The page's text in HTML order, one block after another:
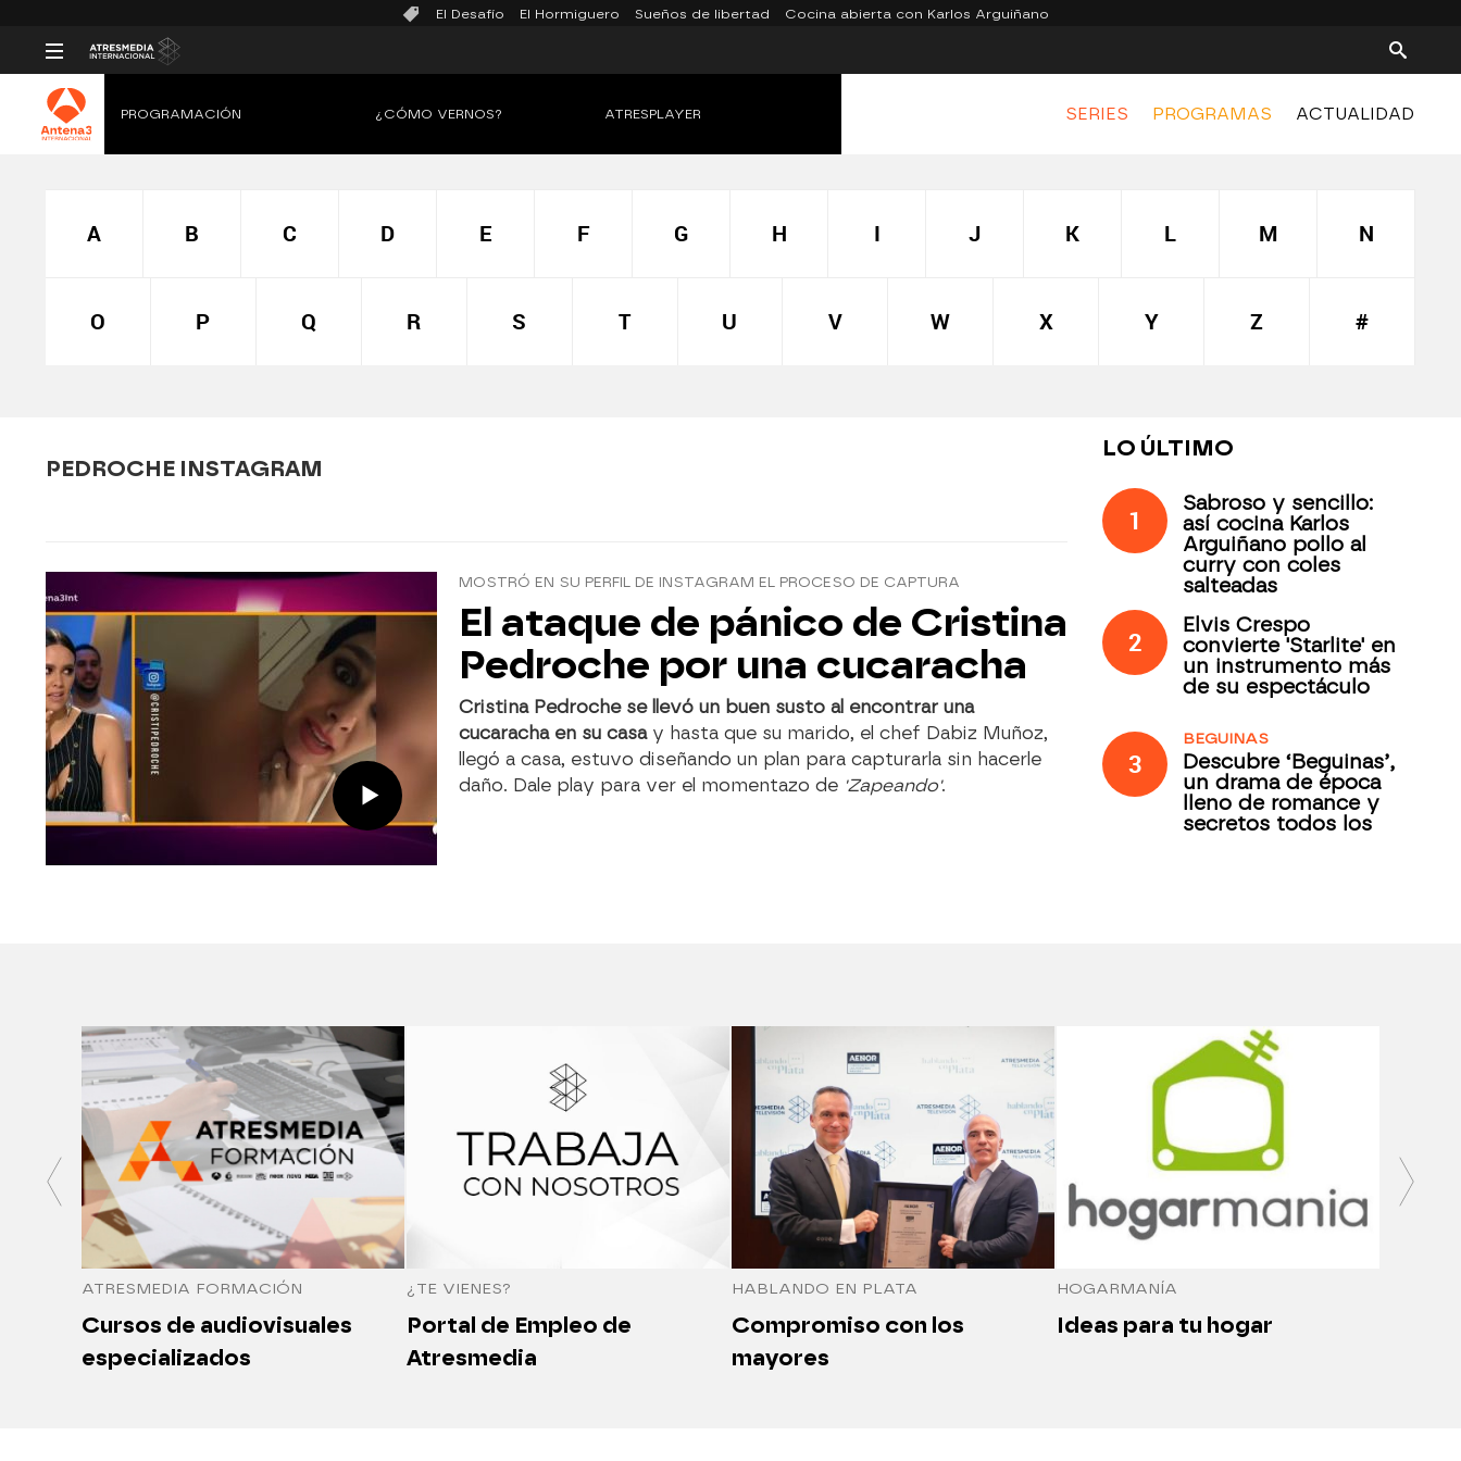
El Desafío El Hormiguero Sueños de libertad Cocina abierta con Karlos Arguiñano
SERIES PROGRAMAS ACTUALIDAD
PROGRAMACIÓN ¿CÓMO VERNOS? ATRESPLAYER
A B C D E F G H I J K L M N
O P Q R S T U V W X Y Z #
PEDROCHE INSTAGRAM
MOSTRÓ EN SU PERFIL DE INSTAGRAM EL PROCESO DE CAPTURA
El ataque de pánico de Cristina
Pedroche por una cucaracha
Cristina Pedroche se llevó un buen susto al encontrar una
cucaracha en su casay hasta que su marido, el chef Dabiz Muñoz,
llegó a casa, estuvo diseñando un plan para capturarla sin hacerle
daño. Dale play para ver el momentazo de 'Zapeando'.
LO ÚLTIMO
1
Sabroso y sencillo:
así cocina Karlos
Arguiñano pollo al
curry con coles
salteadas
2
Elvis Crespo
convierte 'Starlite' en
un instrumento más
de su espectáculo
3
BEGUINAS
Descubre ‘Beguinas’,
un drama de época
lleno de romance y
secretos todos los
ATRESMEDIA FORMACIÓN
Cursos de audiovisuales
especializados
¿TE VIENES?
Portal de Empleo de
Atresmedia
HABLANDO EN PLATA
Compromiso con los
mayores
HOGARMANÍA
Ideas para tu hogar